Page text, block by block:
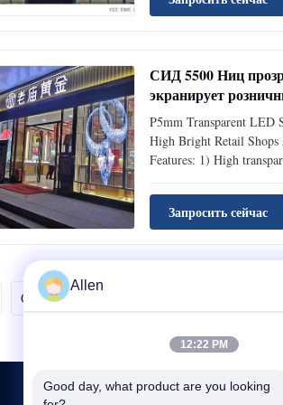
Perferct choice for Mall/
СИД 5500 Ниц
экранирует
панели П5мм
640мм
P5mm Transparent LED
High Bright Retail
Features: 1) High
perspective lighting
lamp is invisible from a
that would have no
Запросить сейчас
Следующий.
Allen
12:22 PM
Good day, what product are you looking